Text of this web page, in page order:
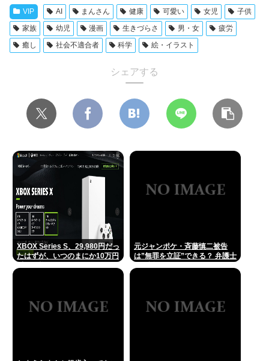
VIP AI まんさん 健康 可愛い 女児
子供
家族
幼児 漫画 生きづらさ 男・女
疲労
癒し
社会不適合者 科学 絵・イラスト
シェアする
XBOX Series S、29,980円だっ
たはずが、いつのまにか10万円
元ジャンポケ・斉藤慎二被告
は”無罪を立証”できる？ 弁護士